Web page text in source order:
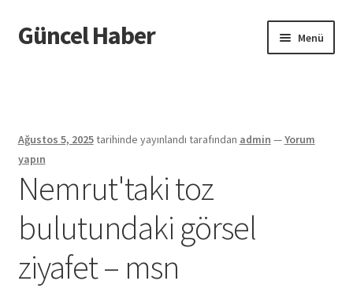
Dolaşıma
geç
İçeriğe
geç
Güncel Haber Menü
Ağustos 5, 2025tarihinde yayınlandı tarafından admin —Yorum
yapın
Nemrut'taki toz
bulutundaki görsel
ziyafet – msn